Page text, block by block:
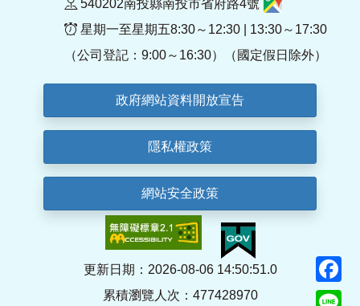
540202南投縣南投市省府路4號
星期一至星期五8:30～12:30 | 13:30～17:30
（公司登記：9:00～16:30）（國定假日除外）
政府網站資料開放宣告
隱私權政策
網站安全政策
更新日期：2026-08-06 14:50:51.0
累積瀏覽人次：477428970